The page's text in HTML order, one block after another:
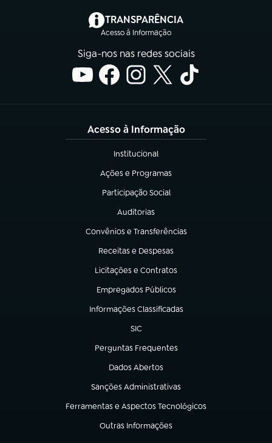
TRANSPARÊNCIA
Acesso à Informação
(abre em nova aba)
Siga-nos nas redes sociais
Acesso à Informação
Institucional
(abre em nova aba)
Ações e Programas
(abre em nova aba)
Participação Social
(abre em nova aba)
Auditorias
(abre em nova aba)
Convênios e Transferências
(abre em nova aba)
Receitas e Despesas
(abre em nova aba)
Licitações e Contratos
(abre em nova aba)
Empregados Públicos
(abre em nova aba)
Informações Classificadas
(abre em nova aba)
SIC
(abre em nova aba)
Perguntas Frequentes
(abre em nova aba)
Dados Abertos
(abre em nova aba)
Sanções Administrativas
(abre em nova aba)
Ferramentas e Aspectos Tecnológicos
(abre em nova aba)
Outras Informações
(abre em nova aba)